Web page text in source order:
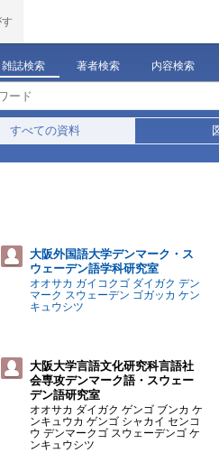
雑誌検索 著者検索 内容検索
すべての資料
大阪外国語大学デンマーク・ス
ウェーデン語学科研究室
オオサカ ガイコクゴ ダイガク デン
マーク スウェーデン ゴガッカ ケン
キュウシツ
大阪大学言語文化研究科言語社
会専攻デンマーク語・スウェー
デン語研究室
オオサカ ダイガク ゲンゴ ブンカ ケ
ンキュウカ ゲンゴ シャカイ センコ
ウ デンマークゴ スウェーデンゴ ケ
ンキュウシツ